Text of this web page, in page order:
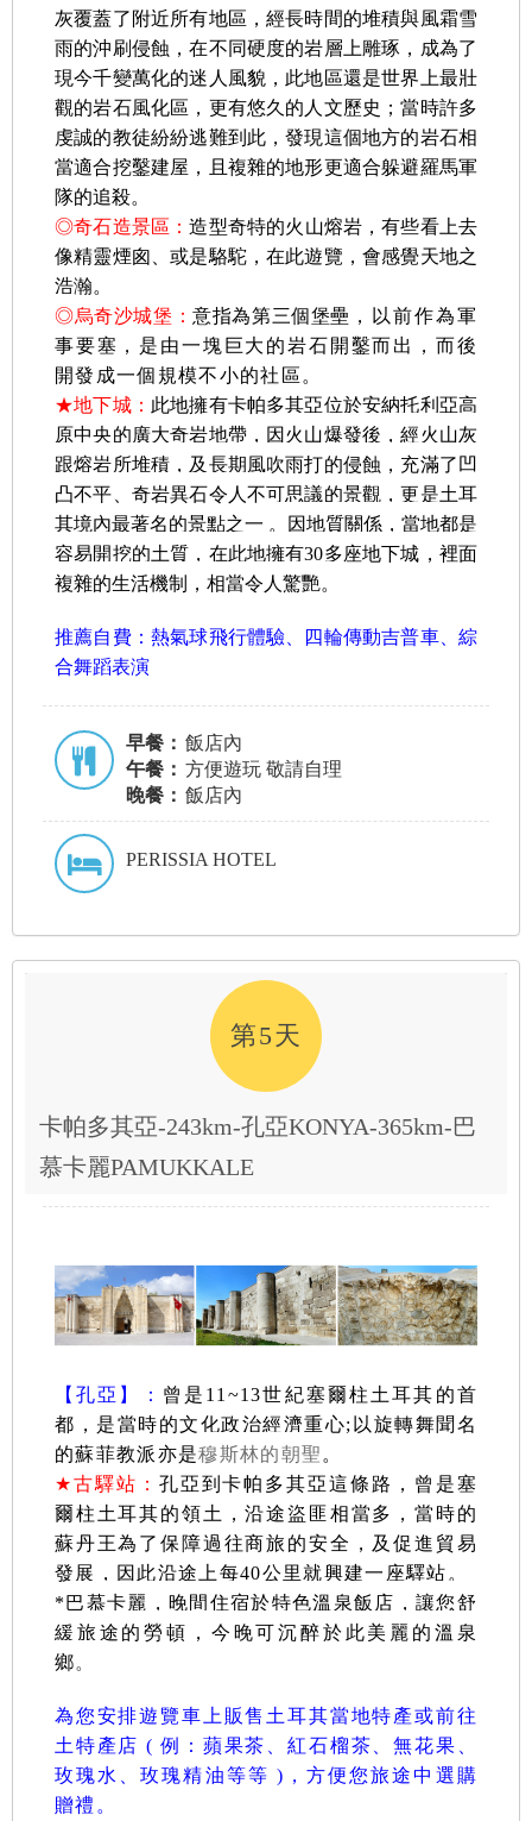
灰覆蓋了附近所有地區，經長時間的堆積與風霜雪
雨的沖刷侵蝕，在不同硬度的岩層上雕琢，成為了
現今千變萬化的迷人風貌，此地區還是世界上最壯
觀的岩石風化區，更有悠久的人文歷史；當時許多
虔誠的教徒紛紛逃難到此，發現這個地方的岩石相
當適合挖鑿建屋，且複雜的地形更適合躲避羅馬軍
隊的追殺。
◎奇石造景區 ：造型奇特的火山熔岩，有些看上去
像精靈煙囪、或是駱駝，在此遊覽，會感覺天地之
浩瀚。
◎烏奇沙城堡：意指為第三個堡壘 ，以前作為軍
事要塞，是由一塊巨大的岩石開鑿而出，而後
開發成一個規模不小的社區。
★地下城： 此地擁有卡帕多其亞位於安納托利亞高
原中央的廣大奇岩地帶， 因火山爆發後，經火山灰
跟熔岩所堆積，及長期風吹雨打的侵蝕，充滿了凹
凸不平、奇岩異石令人不可思議的景觀，更是土耳
其境內最著名的景點之一 。因地質關係，當地都是
容易開挖的土質，在此地擁有30多座地下城，裡面
複雜的生活機制，相當令人驚艷。
推薦自費：熱氣球飛行體驗、四輪傳動吉普車、綜
合舞蹈表演
早餐： 飯店內
午餐： 方便遊玩 敬請自理
晚餐： 飯店內
PERISSIA HOTEL
第5天
卡帕多其亞-243km-孔亞KONYA-365km-巴
慕卡麗PAMUKKALE
【孔亞】： 曾是11~13世紀塞爾柱土耳其的首
都，是當時的文化政治經濟重心;以旋轉舞聞名
的蘇菲教派亦是穆斯林的朝聖 。
★古驛站： 孔亞到卡帕多其亞這條路，曾是塞
爾柱土耳其的領土，沿途盜匪相當多，當時的
蘇丹王為了保障過往商旅的安全，及促進貿易
發展，因此沿途上每40公里就興建一座驛站。
* 巴慕卡麗，晚間住宿於特色溫泉飯店，讓您舒
緩旅途的勞頓，今晚可沉醉於此美麗的溫泉
鄉。
為您安排遊覽車上販售土耳其當地特產或前往
土特產店 ( 例：蘋果茶、紅石榴茶、無花果、
玫瑰水、玫瑰精油等等 )，方便您旅途中選購
贈禮。